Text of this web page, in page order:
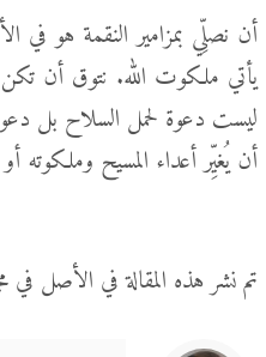
أن نصلِّي بمزامير النقمة هو في
يأتي ملكوت الله. نتوق أن تكن
ليست دعوة لحمل السلاح بل دعوة
أن يُغيِّر أعداء المسيح وملكوته أو
تم نشر هذه المقالة في الأصل في